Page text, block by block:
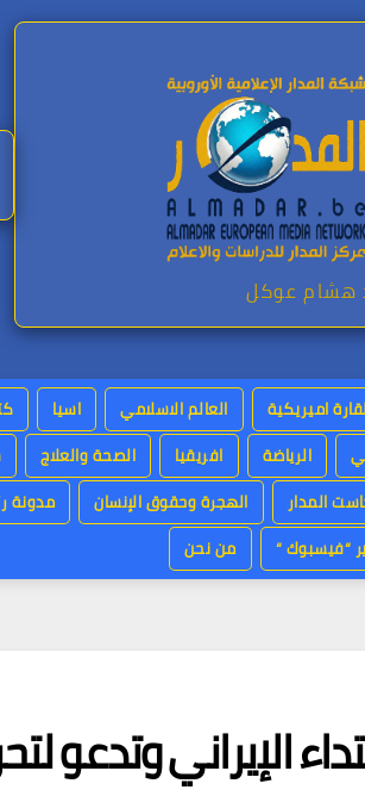
هشام عوكل
اميريكية العالم الاسلامي اسيا
الرياضة افريقيا الصحة والعلاج
المدار الهجرة وحقوق الإنسان
مدونة
“فيسبوك “ من نحن
الإيراني وتدعو